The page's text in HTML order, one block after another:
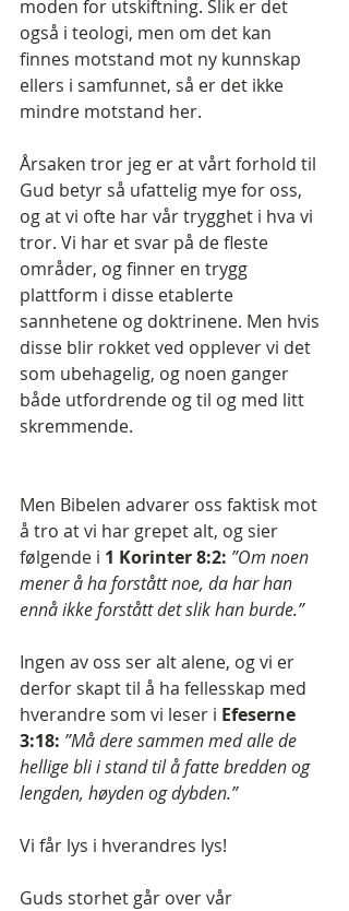
moden for utskiftning. Slik er det
også i teologi, men om det kan
finnes motstand mot ny kunnskap
ellers i samfunnet, så er det ikke
mindre motstand her.
Årsaken tror jeg er at vårt forhold til
Gud betyr så ufattelig mye for oss,
og at vi ofte har vår trygghet i hva vi
tror. Vi har et svar på de fleste
områder, og finner en trygg
plattform i disse etablerte
sannhetene og doktrinene. Men hvis
disse blir rokket ved opplever vi det
som ubehagelig, og noen ganger
både utfordrende og til og med litt
skremmende.
Men Bibelen advarer oss faktisk mot
å tro at vi har grepet alt, og sier
følgende i 1 Korinter 8:2: ”Om noen
mener å ha forstått noe, da har han
ennå ikke forstått det slik han burde.”
Ingen av oss ser alt alene, og vi er
derfor skapt til å ha fellesskap med
hverandre som vi leser i Efeserne
3:18: ”Må dere sammen med alle de
hellige bli i stand til å fatte bredden og
lengden, høyden og dybden.”
Vi får lys i hverandres lys!
Guds storhet går over vår